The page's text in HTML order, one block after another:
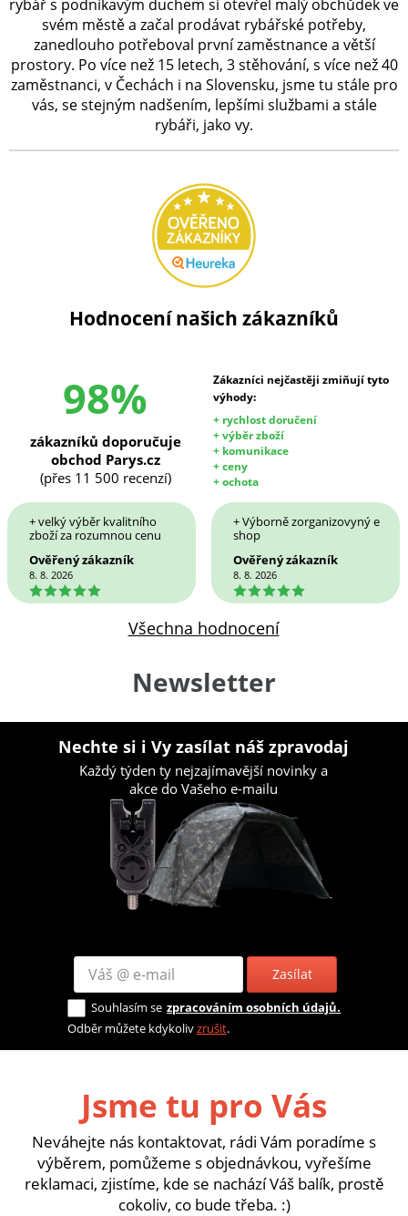
rybář s podnikavým duchem si otevřel malý obchůdek ve
svém městě a začal prodávat rybářské potřeby,
zanedlouho potřeboval první zaměstnance a větší
prostory. Po více než 15 letech, 3 stěhování, s více než 40
zaměstnanci, v Čechách i na Slovensku, jsme tu stále pro
vás, se stejným nadšením, lepšími službami a stále
rybáři, jako vy.
Hodnocení našich zákazníků
98%
Zákazníci nejčastěji zmiňují tyto
výhody:
+ rychlost doručení
+ výběr zboží
+ komunikace
+ ceny
+ ochota
zákazníků doporučuje
obchod Parys.cz
(přes 11 500 recenzí)
+ velký výběr kvalitního
zboží za rozumnou cenu
Ověřený zákazník
8. 8. 2026
5
+ Výborně zorganizovyný e
shop
Ověřený zákazník
8. 8. 2026
5
Všechna hodnocení
Newsletter
Nechte si i Vy zasílat náš zpravodaj
Každý týden ty nejzajímavější novinky a
akce do Vašeho e-mailu
Zasílat
Souhlasím se zpracováním osobních údajů.
Odběr můžete kdykolivzrušit.
Jsme tu pro Vás
Neváhejte nás kontaktovat, rádi Vám poradíme s
výběrem, pomůžeme s objednávkou, vyřešíme
reklamaci, zjistíme, kde se nachází Váš balík, prostě
cokoliv, co bude třeba. :)